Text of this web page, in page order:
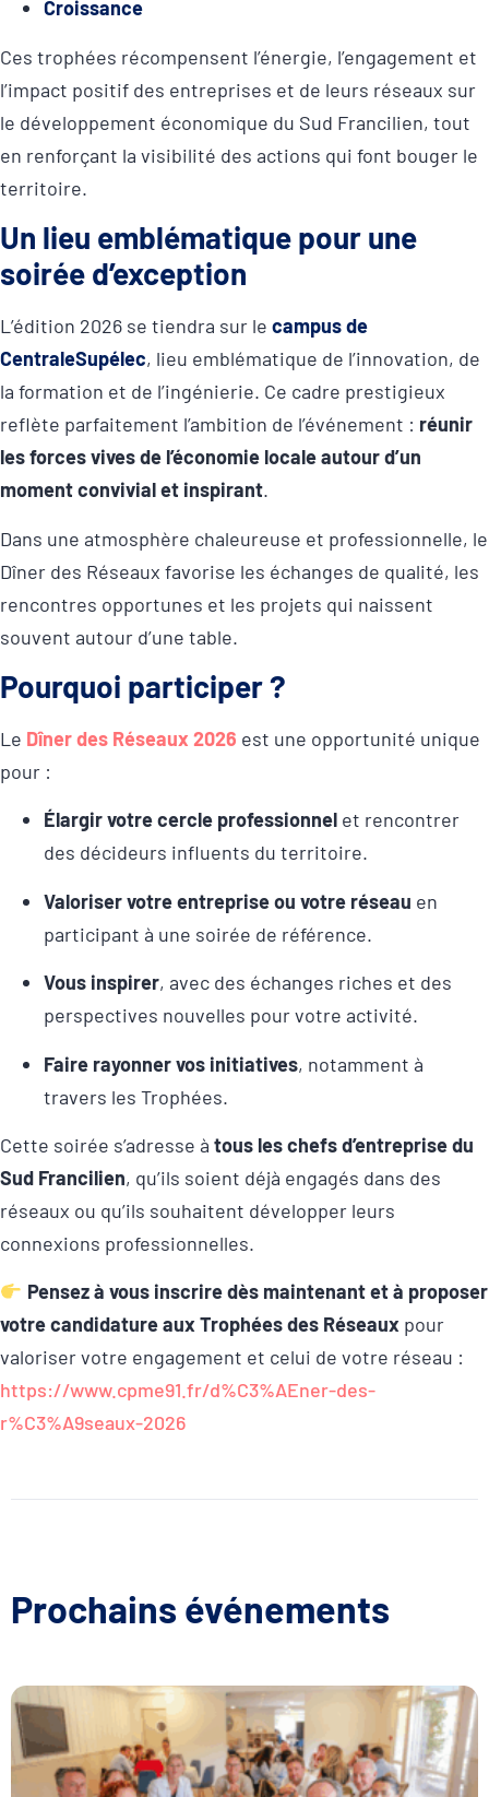
Croissance
Ces trophées récompensent l’énergie, l’engagement et
l’impact positif des entreprises et de leurs réseaux sur
le développement économique du Sud Francilien, tout
en renforçant la visibilité des actions qui font bouger le
territoire.
Un lieu emblématique pour une
soirée d’exception
L’édition 2026 se tiendra sur le campus de
CentraleSupélec, lieu emblématique de l’innovation, de
la formation et de l’ingénierie. Ce cadre prestigieux
reflète parfaitement l’ambition de l’événement : réunir
les forces vives de l’économie locale autour d’un
moment convivial et inspirant.
Dans une atmosphère chaleureuse et professionnelle, le
Dîner des Réseaux favorise les échanges de qualité, les
rencontres opportunes et les projets qui naissent
souvent autour d’une table.
Pourquoi participer ?
Le Dîner des Réseaux 2026 est une opportunité unique
pour :
Élargir votre cercle professionnel et rencontrer
des décideurs influents du territoire.
Valoriser votre entreprise ou votre réseau en
participant à une soirée de référence.
Vous inspirer, avec des échanges riches et des
perspectives nouvelles pour votre activité.
Faire rayonner vos initiatives, notamment à
travers les Trophées.
Cette soirée s’adresse à tous les chefs d’entreprise du
Sud Francilien, qu’ils soient déjà engagés dans des
réseaux ou qu’ils souhaitent développer leurs
connexions professionnelles.
Pensez à vous inscrire dès maintenant et à proposer
votre candidature aux Trophées des Réseaux pour
valoriser votre engagement et celui de votre réseau :
https://www.cpme91.fr/d%C3%AEner-des-
r%C3%A9seaux-2026
Prochains événements